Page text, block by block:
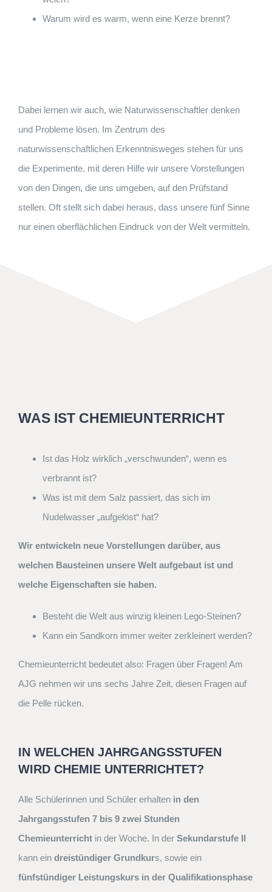
Warum wird es warm, wenn eine Kerze brennt?
Dabei lernen wir auch, wie Naturwissenschaftler denken
und Probleme lösen. Im Zentrum des
naturwissenschaftlichen Erkenntnisweges stehen für uns
die Experimente, mit deren Hilfe wir unsere Vorstellungen
von den Dingen, die uns umgeben, auf den Prüfstand
stellen. Oft stellt sich dabei heraus, dass unsere fünf Sinne
nur einen oberflächlichen Eindruck von der Welt vermitteln.
WAS IST CHEMIEUNTERRICHT
Ist das Holz wirklich „verschwunden“, wenn es
verbrannt ist?
Was ist mit dem Salz passiert, das sich im
Nudelwasser „aufgelöst“ hat?
Wir entwickeln neue Vorstellungen darüber, aus
welchen Bausteinen unsere Welt aufgebaut ist und
welche Eigenschaften sie haben.
Besteht die Welt aus winzig kleinen Lego-Steinen?
Kann ein Sandkorn immer weiter zerkleinert werden?
Chemieunterricht bedeutet also: Fragen über Fragen! Am
AJG nehmen wir uns sechs Jahre Zeit, diesen Fragen auf
die Pelle rücken.
IN WELCHEN JAHRGANGSSTUFEN
WIRD CHEMIE UNTERRICHTET?
Alle Schülerinnen und Schüler erhalten in den
Jahrgangsstufen 7 bis 9 zwei Stunden
Chemieunterrichtin der Woche. In derSekundarstufe II
kann ein dreistündiger Grundkurs, sowie ein
fünfstündiger Leistungskurs in der Qualifikationsphase